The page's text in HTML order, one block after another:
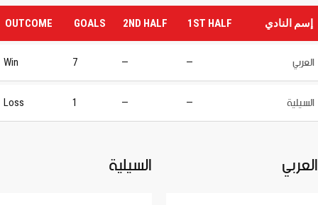
إسم النادي 1ST HALF
2ND HALF
GOALS
OUTCOME
العربي —
—
7
Win
السيلية —
—
1
Loss
العربي السيلية